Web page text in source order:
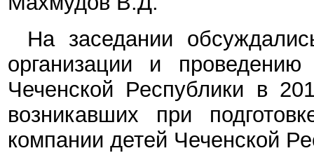
На заседании
организации и проведению
Чеченской Республики в
возникавших при
компании детей Чеченской